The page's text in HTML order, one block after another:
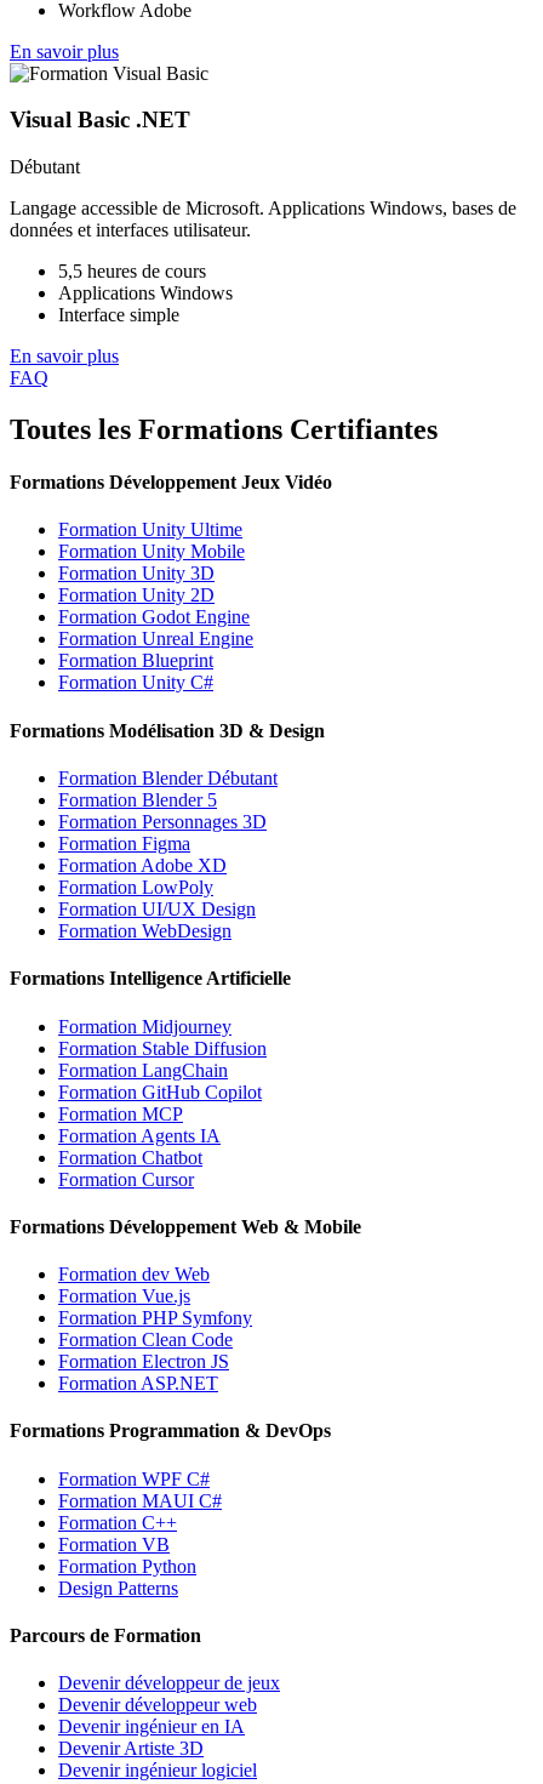
Workflow Adobe
En savoir plus
Visual Basic .NET
Débutant
Langage accessible de Microsoft. Applications Windows, bases de
données et interfaces utilisateur.
5,5 heures de cours
Applications Windows
Interface simple
En savoir plus
FAQ
Toutes les Formations Certifiantes
Formations Développement Jeux Vidéo
Formation Unity Ultime
Formation Unity Mobile
Formation Unity 3D
Formation Unity 2D
Formation Godot Engine
Formation Unreal Engine
Formation Blueprint
Formation Unity C#
Formations Modélisation 3D & Design
Formation Blender Débutant
Formation Blender 5
Formation Personnages 3D
Formation Figma
Formation Adobe XD
Formation LowPoly
Formation UI/UX Design
Formation WebDesign
Formations Intelligence Artificielle
Formation Midjourney
Formation Stable Diffusion
Formation LangChain
Formation GitHub Copilot
Formation MCP
Formation Agents IA
Formation Chatbot
Formation Cursor
Formations Développement Web & Mobile
Formation dev Web
Formation Vue.js
Formation PHP Symfony
Formation Clean Code
Formation Electron JS
Formation ASP.NET
Formations Programmation & DevOps
Formation WPF C#
Formation MAUI C#
Formation C++
Formation VB
Formation Python
Design Patterns
Parcours de Formation
Devenir développeur de jeux
Devenir développeur web
Devenir ingénieur en IA
Devenir Artiste 3D
Devenir ingénieur logiciel